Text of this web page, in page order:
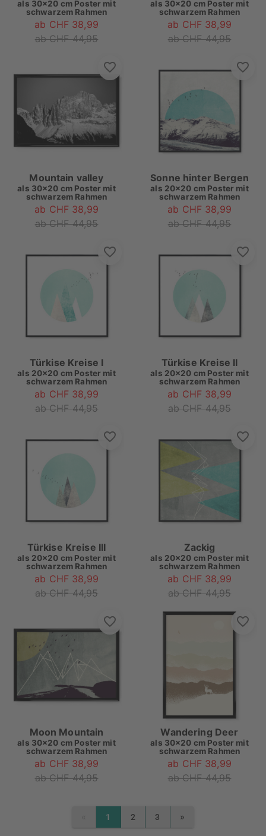
als 30x20 cm Poster mit
schwarzem Rahmen
ab CHF 38,99
ab CHF 44,95
als 30x20 cm Poster mit
schwarzem Rahmen
ab CHF 38,99
ab CHF 44,95
Mountain valley
als 30x20 cm Poster mit
schwarzem Rahmen
ab CHF 38,99
ab CHF 44,95
Sonne hinter Bergen
als 20x20 cm Poster mit
schwarzem Rahmen
ab CHF 38,99
ab CHF 44,95
Türkise Kreise I
als 20x20 cm Poster mit
schwarzem Rahmen
ab CHF 38,99
ab CHF 44,95
Türkise Kreise II
als 20x20 cm Poster mit
schwarzem Rahmen
ab CHF 38,99
ab CHF 44,95
Türkise Kreise III
als 20x20 cm Poster mit
schwarzem Rahmen
ab CHF 38,99
ab CHF 44,95
Zackig
als 20x20 cm Poster mit
schwarzem Rahmen
ab CHF 38,99
ab CHF 44,95
Moon Mountain
als 30x20 cm Poster mit
schwarzem Rahmen
ab CHF 38,99
ab CHF 44,95
Wandering Deer
als 30x20 cm Poster mit
schwarzem Rahmen
ab CHF 38,99
ab CHF 44,95
PREVIOUS
1 2 3 »